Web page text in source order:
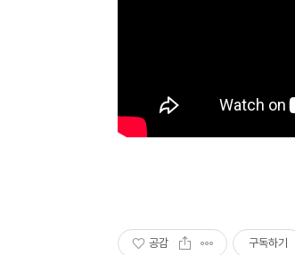
공감 구독하기